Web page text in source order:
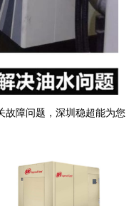
故障问题，深圳稳超能为您